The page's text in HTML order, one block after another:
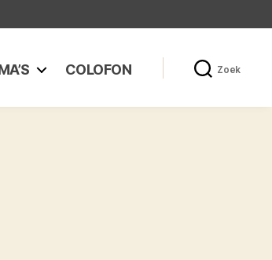
COLOFON Zoek